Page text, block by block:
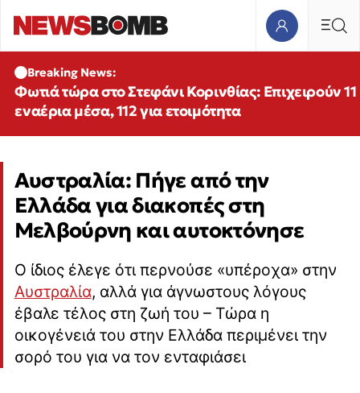
Breaking News:
Φωτιά τώρα στο Στεφάνι Κορινθίας: Επιχειρούν 11
εναέρια μέσα, 112 για ετοιμότητα
Αυστραλία: Πήγε από την
Ελλάδα για διακοπές στη
Μελβούρνη και αυτοκτόνησε
Ο ίδιος έλεγε ότι περνούσε «υπέροχα» στην
Αυστραλία, αλλά για άγνωστους λόγους
έβαλε τέλος στη ζωή του – Τώρα η
οικογένειά του στην Ελλάδα περιμένει την
σορό του για να τον ενταφιάσει